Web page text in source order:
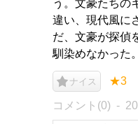
う。文豪たちの
違い、現代風に
だ、文豪が探偵
馴染めなかった。
ナイス ★3
コメント(0)